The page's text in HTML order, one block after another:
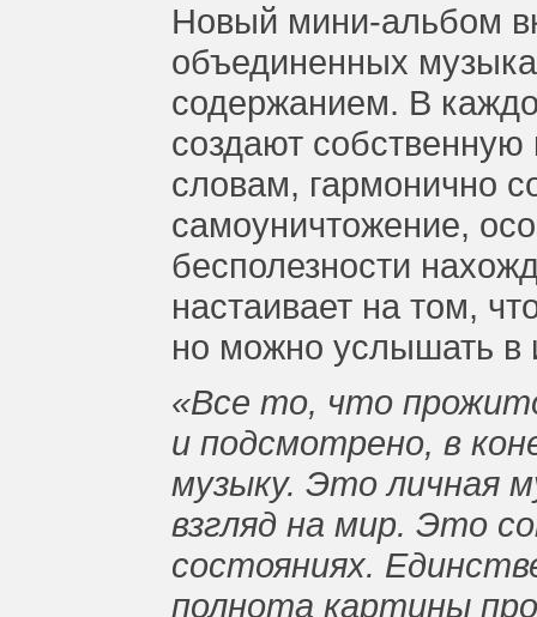
Новый мини-альбом
объединенных
содержанием. В
создают собственную
словам, гармонично
самоуничтожение,
бесполезности
настаивает на том,
но можно услышать в
«Все то, что
и подсмотрено, в
музыку. Это личная
взгляд на мир. Это
состояниях.
полнота картины